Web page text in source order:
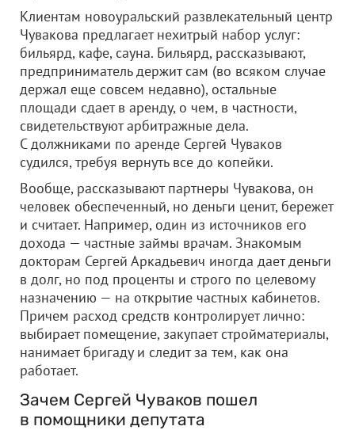
Клиентам новоуральский развлекательный центр
Чувакова предлагает нехитрый набор услуг:
бильярд, кафе, сауна. Бильярд, рассказывают,
предприниматель держит сам (во всяком случае
держал еще совсем недавно), остальные
площади сдает в аренду, о чем, в частности,
свидетельствуют арбитражные дела.
С должниками по аренде Сергей Чуваков
судился, требуя вернуть все до копейки.
Вообще, рассказывают партнеры Чувакова, он
человек обеспеченный, но деньги ценит, бережет
и считает. Например, один из источников его
дохода — частные займы врачам. Знакомым
докторам Сергей Аркадьевич иногда дает деньги
в долг, но под проценты и строго по целевому
назначению — на открытие частных кабинетов.
Причем расход средств контролирует лично:
выбирает помещение, закупает стройматериалы,
нанимает бригаду и следит за тем, как она
работает.
Зачем Сергей Чуваков пошел
в помощники депутата